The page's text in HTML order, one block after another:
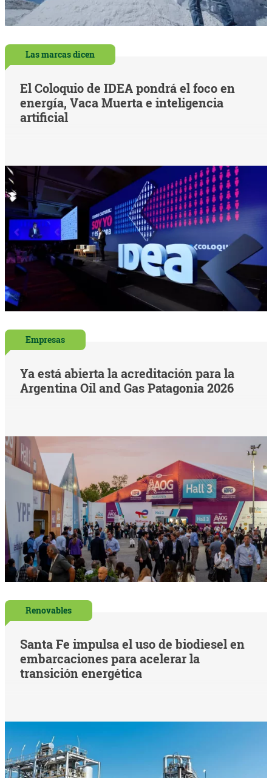
Las marcas dicen
El Coloquio de IDEA pondrá el foco en
energía, Vaca Muerta e inteligencia
artificial
Empresas
Ya está abierta la acreditación para la
Argentina Oil and Gas Patagonia 2026
Renovables
Santa Fe impulsa el uso de biodiesel en
embarcaciones para acelerar la
transición energética